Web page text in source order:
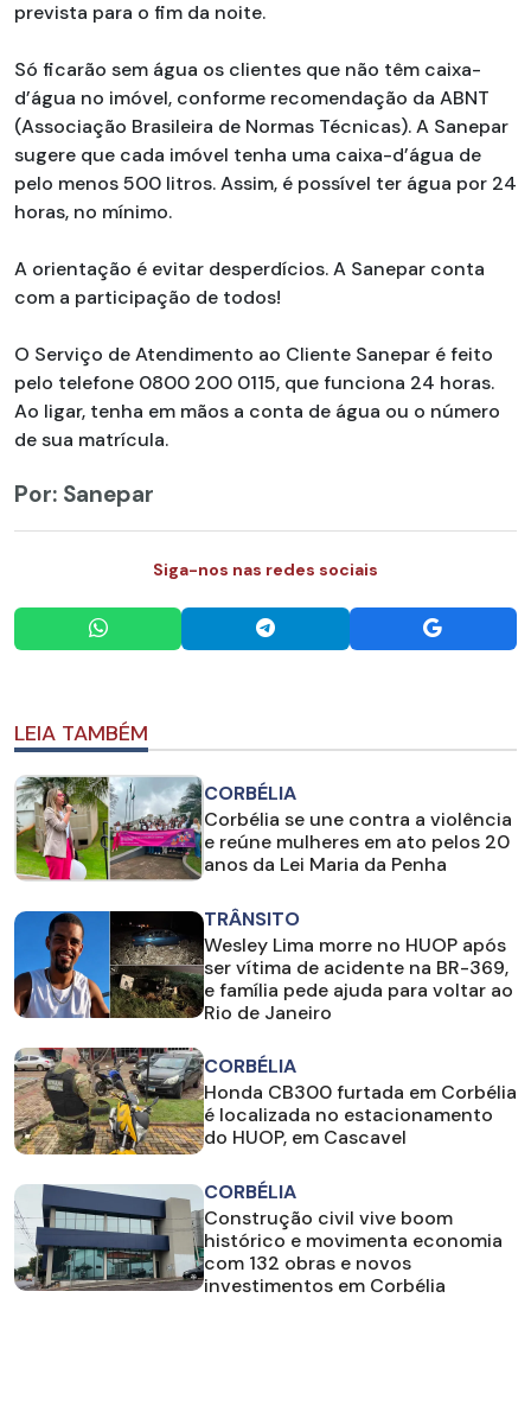
prevista para o fim da noite.
Só ficarão sem água os clientes que não têm caixa-
d’água no imóvel, conforme recomendação da ABNT
(Associação Brasileira de Normas Técnicas). A Sanepar
sugere que cada imóvel tenha uma caixa-d’água de
pelo menos 500 litros. Assim, é possível ter água por 24
horas, no mínimo.
A orientação é evitar desperdícios. A Sanepar conta
com a participação de todos!
O Serviço de Atendimento ao Cliente Sanepar é feito
pelo telefone 0800 200 0115, que funciona 24 horas.
Ao ligar, tenha em mãos a conta de água ou o número
de sua matrícula.
Por: Sanepar
Siga-nos nas redes sociais
LEIA TAMBÉM
CORBÉLIA
Corbélia se une contra a violência
e reúne mulheres em ato pelos 20
anos da Lei Maria da Penha
TRÂNSITO
Wesley Lima morre no HUOP após
ser vítima de acidente na BR-369,
e família pede ajuda para voltar ao
Rio de Janeiro
CORBÉLIA
Honda CB300 furtada em Corbélia
é localizada no estacionamento
do HUOP, em Cascavel
CORBÉLIA
Construção civil vive boom
histórico e movimenta economia
com 132 obras e novos
investimentos em Corbélia